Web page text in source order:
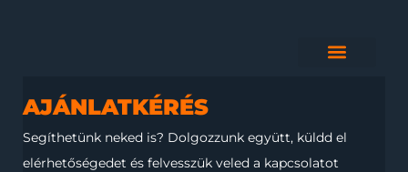
AJÁNLATKÉRÉS
Segíthetünk neked is? Dolgozzunk együtt, küldd el
elérhetőségedet és felvesszük veled a kapcsolatot